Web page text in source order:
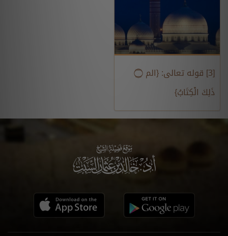
[3] قوله تعالى: {الم ۝
ذَلِكَ الْكِتَابُ}